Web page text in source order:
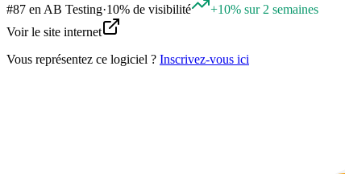
#87 en AB Testing·10% de visibilité
+10% sur 2 semaines
Voir le site internet
Vous représentez ce logiciel ? Inscrivez-vous ici